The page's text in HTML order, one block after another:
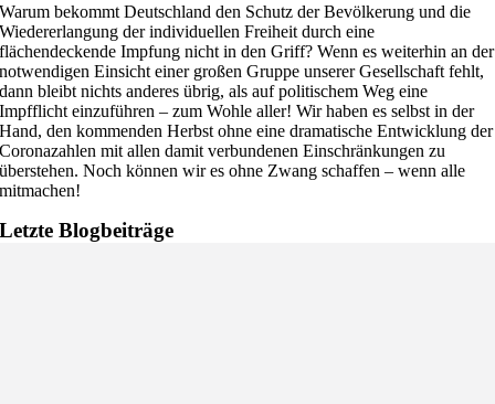
Warum bekommt Deutschland den Schutz der Bevölkerung und die
Wiedererlangung der individuellen Freiheit durch eine
flächendeckende Impfung nicht in den Griff? Wenn es weiterhin an der
notwendigen Einsicht einer großen Gruppe unserer Gesellschaft fehlt,
dann bleibt nichts anderes übrig, als auf politischem Weg eine
Impfflicht einzuführen – zum Wohle aller! Wir haben es selbst in der
Hand, den kommenden Herbst ohne eine dramatische Entwicklung der
Coronazahlen mit allen damit verbundenen Einschränkungen zu
überstehen. Noch können wir es ohne Zwang schaffen – wenn alle
mitmachen!
Letzte Blogbeiträge